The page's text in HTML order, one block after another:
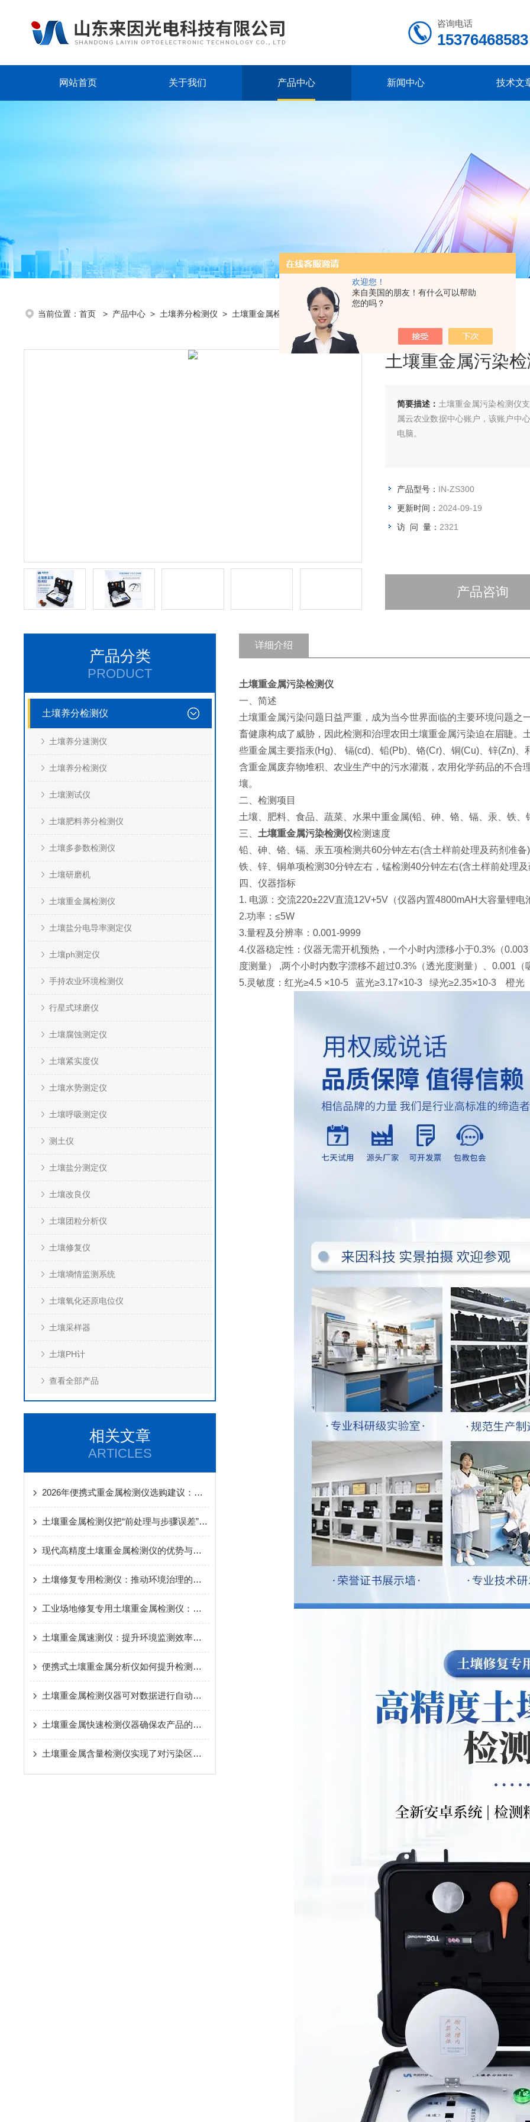
欢迎您！
来自美国的朋友！有什么可以帮助
您的吗？
咨询电话
15376468583
网站首页 关于我们 产品中心 新闻中心 技术文
当前位置： 首页 > 产品中心 > 土壤养分检测仪 > 土壤重金属检测仪 > IN-ZS300土壤重金属污染检测仪
土壤重金属污染
简要描述： 土壤重金属污染检测仪
属云农业数据中心账户，该账户中
电脑。
产品型号： IN-ZS300
更新时间： 2024-09-19
访 问 量： 2321
产品咨询
产品分类
PRODUCT
土壤养分检测仪
土壤养分速测仪
土壤养分检测仪
土壤测试仪
土壤肥料养分检测仪
土壤多参数检测仪
土壤研磨机
土壤重金属检测仪
土壤盐分电导率测定仪
土壤ph测定仪
手持农业环境检测仪
行星式球磨仪
土壤腐蚀测定仪
土壤紧实度仪
土壤水势测定仪
土壤呼吸测定仪
测土仪
土壤盐分测定仪
土壤改良仪
土壤团粒分析仪
土壤修复仪
土壤墒情监测系统
土壤氧化还原电位仪
土壤采样器
土壤PH计
查看全部产品
相关文章
ARTICLES
2026年便携式重金属检测仪选购建议：复杂工况下基线稳定性的测评维度
土壤重金属检测仪把“前处理与步骤误差”降到较低的现场SOP设计方法
现代高精度土壤重金属检测仪的优势与挑战
土壤修复专用检测仪：推动环境治理的的转变，为区域治理提供科学依据
工业场地修复专用土壤重金属检测仪：推动污染土地再生
土壤重金属速测仪：提升环境监测效率的重要工具
便携式土壤重金属分析仪如何提升检测效率
土壤重金属检测仪器可对数据进行自动储存
土壤重金属快速检测仪器确保农产品的安全性
土壤重金属含量检测仪实现了对污染区域的快速响应
详细介绍
土壤重金属污染检测仪
一、简述
土壤重金属污染问题日益严重，成为当今世界面临的主要环境问题
畜健康构成了威胁，因此检测和治理农田土壤重金属污染迫在眉睫
些重金属主要指汞(Hg)、 镉(cd)、铅(Pb)、铬(Cr)、铜(Cu)、锌(Zn)
含重金属废弃物堆积、农业生产中的污水灌溉，农用化学药品的不
壤。
二、检测项目
土壤、肥料、食品、蔬菜、水果中重金属(铅、砷、铬、镉、汞、铁、
三、 土壤重金属污染检测仪检测速度
铅、砷、铬、镉、汞五项检测共60分钟左右(含土样前处理及药剂准备)
铁、锌、铜单项检测30分钟左右，锰检测40分钟左右(含土样前处理
四、 仪器指标
1. 电源：交流220±22V直流12V+5V（仪器内置4800mAH大容量锂电
2.功率：≤5W
3.量程及分辨率：0.001-9999
4.仪器稳定性：仪器无需开机预热，一个小时内漂移小于0.3%（
度测量） ,两个小时内数字漂移不超过0.3%（透光度测量）、0.001（
5.灵敏度：红光≥4.5 ×10-5 蓝光≥3.17×10-3 绿光≥2.35×10-3 橙光